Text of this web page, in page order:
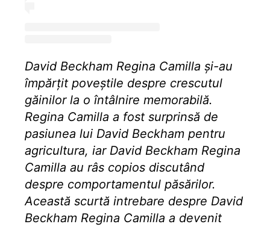
David Beckham Regina Camilla și-au
împărțit poveștile despre crescutul
găinilor la o întâlnire memorabilă.
Regina Camilla a fost surprinsă de
pasiunea lui David Beckham pentru
agricultura, iar David Beckham Regina
Camilla au râs copios discutând
despre comportamentul păsărilor.
Această scurtă intrebare despre David
Beckham Regina Camilla a devenit